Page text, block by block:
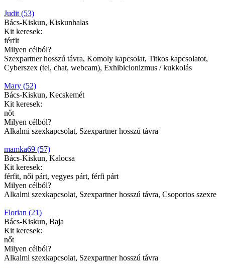
Judit (53)
Bács-Kiskun, Kiskunhalas
Kit keresek:
férfit
Milyen célból?
Szexpartner hosszú távra, Komoly kapcsolat, Titkos kapcsolatot,
Cyberszex (tel, chat, webcam), Exhibicionizmus / kukkolás
Mary (52)
Bács-Kiskun, Kecskemét
Kit keresek:
nőt
Milyen célból?
Alkalmi szexkapcsolat, Szexpartner hosszú távra
mamka69 (57)
Bács-Kiskun, Kalocsa
Kit keresek:
férfit, női párt, vegyes párt, férfi párt
Milyen célból?
Alkalmi szexkapcsolat, Szexpartner hosszú távra, Csoportos szexre
Florian (21)
Bács-Kiskun, Baja
Kit keresek:
nőt
Milyen célból?
Alkalmi szexkapcsolat, Szexpartner hosszú távra